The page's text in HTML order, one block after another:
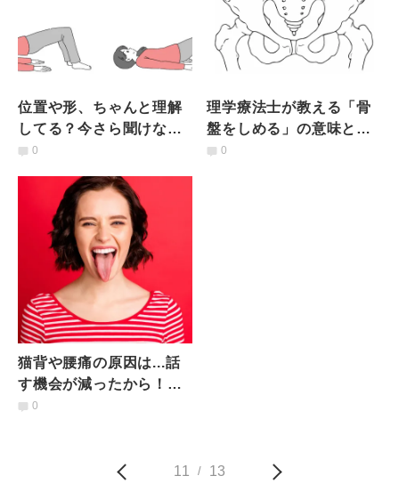
位置や形、ちゃんと理解
してる？今さら聞けない
「骨盤底筋」の基本
0
理学療法士が教える「骨
盤をしめる」の意味と効
果的な効かせ方
0
猫背や腰痛の原因は...話
す機会が減ったから！？
舌とお腹を動かすセルフ
0
11 / 13